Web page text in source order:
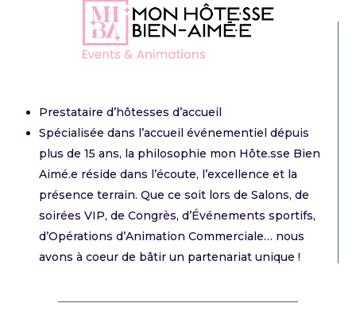
Prestataire d’hôtesses d’accueil
Spécialisée dans l’accueil événementiel dépuis
plus de 15 ans, la philosophie mon Hôte.sse Bien
Aimé.e réside dans l’écoute, l’excellence et la
présence terrain. Que ce soit lors de Salons, de
soirées VIP, de Congrès, d’Événements sportifs,
d’Opérations d’Animation Commerciale… nous
avons à coeur de bâtir un partenariat unique !